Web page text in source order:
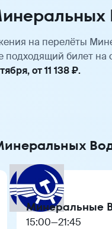
на перелёты
билет на
от 11 138 ₽.
15:00—21:45